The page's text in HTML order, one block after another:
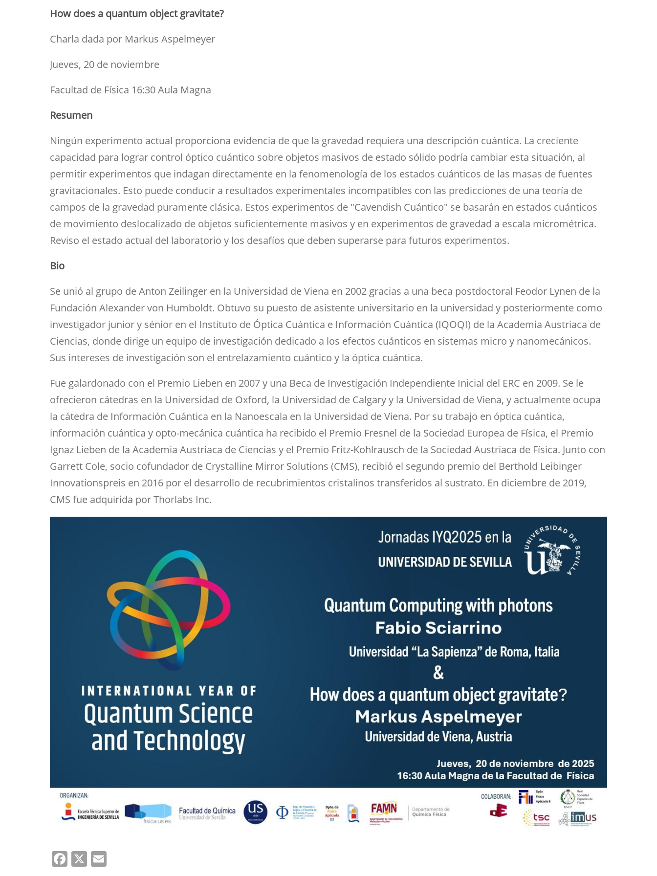
Directorio por plantas
Trabajos fin de estudiosbiblioteca para el apoyo a
investigadores
navegación
How does a quantum object gravitate?
Charla dada por Markus Aspelmeyer
Jueves, 20 de noviembre
Facultad de Física​ 16:30 Aula Magna
Resumen
Ningún experimento actual proporciona evidencia de que la gravedad requiera una descripción cuántica. La creciente
capacidad para lograr control óptico cuántico sobre objetos masivos de estado sólido podría cambiar esta situación, al
permitir experimentos que indagan directamente en la fenomenología de los estados cuánticos de las masas de fuentes
gravitacionales. Esto puede conducir a resultados experimentales incompatibles con las predicciones de una teoría de
campos de la gravedad puramente clásica. Estos experimentos de "Cavendish Cuántico" se basarán en estados cuánticos
de movimiento deslocalizado de objetos suficientemente masivos y en experimentos de gravedad a escala micrométrica.
Reviso el estado actual del laboratorio y los desafíos que deben superarse para futuros experimentos.
Bio
Se unió al grupo de Anton Zeilinger en la Universidad de Viena en 2002 gracias a una beca postdoctoral Feodor Lynen de la
Fundación Alexander von Humboldt. Obtuvo su puesto de asistente universitario en la universidad y posteriormente como
investigador junior y sénior en el Instituto de Óptica Cuántica e Información Cuántica (IQOQI) de la Academia Austriaca de
Ciencias, donde dirige un equipo de investigación dedicado a los efectos cuánticos en sistemas micro y nanomecánicos.
Sus intereses de investigación son el entrelazamiento cuántico y la óptica cuántica.
Fue galardonado con el Premio Lieben en 2007 y una Beca de Investigación Independiente Inicial del ERC en 2009. Se le
ofrecieron cátedras en la Universidad de Oxford, la Universidad de Calgary y la Universidad de Viena, y actualmente ocupa
la cátedra de Información Cuántica en la Nanoescala en la Universidad de Viena. Por su trabajo en óptica cuántica,
información cuántica y opto-mecánica cuántica ha recibido el Premio Fresnel de la Sociedad Europea de Física, el Premio
Ignaz Lieben de la Academia Austriaca de Ciencias y el Premio Fritz-Kohlrausch de la Sociedad Austriaca de Física. Junto con
Garrett Cole, socio cofundador de Crystalline Mirror Solutions (CMS), recibió el segundo premio del Berthold Leibinger
Innovationspreis en 2016 por el desarrollo de recubrimientos cristalinos transferidos al sustrato. En diciembre de 2019,
CMS fue adquirida por Thorlabs Inc.
Facebook
X